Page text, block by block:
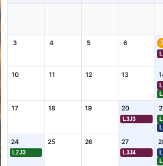
3 4 5 6
10 11 12 13
17 18 19 20
L3J3
24
L2J3
25 26 27
L3J4